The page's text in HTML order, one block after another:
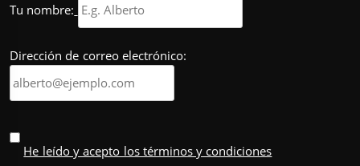
Tu nombre:
Dirección de correo electrónico:
He leído y acepto los términos y condiciones